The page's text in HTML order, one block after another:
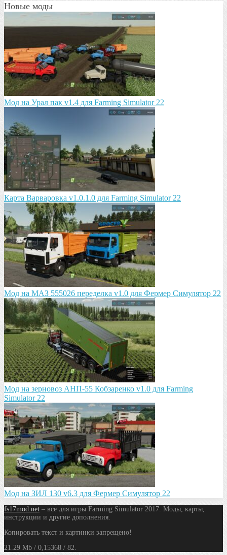
Новые моды
Мод на Урал пак v1.4 для Farming Simulator 22
Карта Варваровка v1.0.1.0 для Farming Simulator 22
Мод на МАЗ 555026 пeрeдeлка v1.0 для Фермер Симулятор 22
Мод на зeрновоз АНП-55 Кобзарeнко v1.0 для Farming
Simulator 22
Мод на ЗИЛ 130 v6.3 для Фермер Симулятор 22
fs17mod.net – все для игры Farming Simulator 2017. Моды, карты,
инструкции и другие дополнения.
Копировать текст и картинки запрещено!
21.29 Mb / 0,15368 / 82.